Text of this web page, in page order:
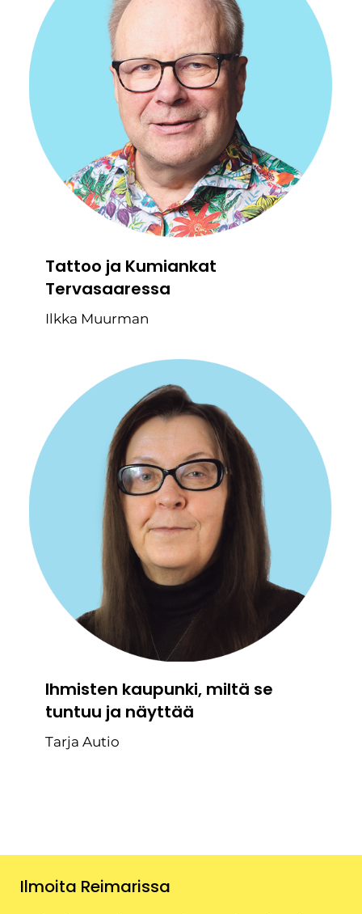
Tattoo ja Kumiankat
Tervasaaressa
Ilkka Muurman
Ihmisten kaupunki, miltä se
tuntuu ja näyttää
Tarja Autio
Ilmoita Reimarissa